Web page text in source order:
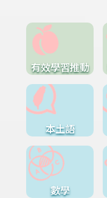
有效學習推動
本土語
數學